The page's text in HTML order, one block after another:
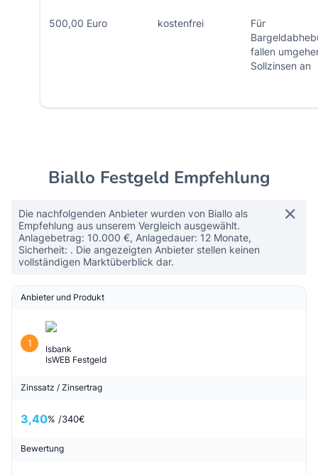
500,00 Euro kostenfrei
Für
fallen
Sollzinsen an
Biallo Festgeld Empfehlung
Die nachfolgenden Anbieter wurden von Biallo als
Empfehlung aus unserem Vergleich ausgewählt.
Anlagebetrag: 10.000 €, Anlagedauer: 12 Monate,
Sicherheit: . Die angezeigten Anbieter stellen keinen
vollständigen Marktüberblick dar.
Anbieter und Produkt
1
Isbank
IsWEB Festgeld
Zinssatz / Zinsertrag
3,40% /340€
Bewertung